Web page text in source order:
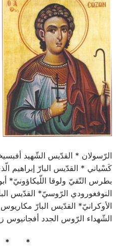
الرّسولان * القدّيس الشّهيد
كَسْياني * القدّيس البارّ إبراهيم
بطرس التّقيّ ولوقا اللّيكاؤونيّ*
النوفغورودي الرّوسيّ* القدّيس
الأوكرانيّ* القدّيس البارّ
الشّهداء الرّوس الجدد
* *